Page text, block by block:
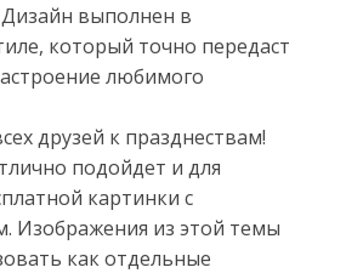
выполнен в
который точно передаст
любимого
друзей к празднествам!
подойдет и для
картинки с
Изображения из этой темы
как отдельные